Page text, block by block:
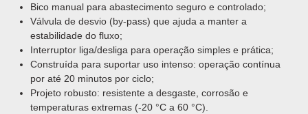
Bico manual para abastecimento seguro e controlado;
Válvula de desvio (by-pass) que ajuda a manter a
estabilidade do fluxo;
Interruptor liga/desliga para operação simples e prática;
Construída para suportar uso intenso: operação contínua
por até 20 minutos por ciclo;
Projeto robusto: resistente a desgaste, corrosão e
temperaturas extremas (-20 °C a 60 °C).